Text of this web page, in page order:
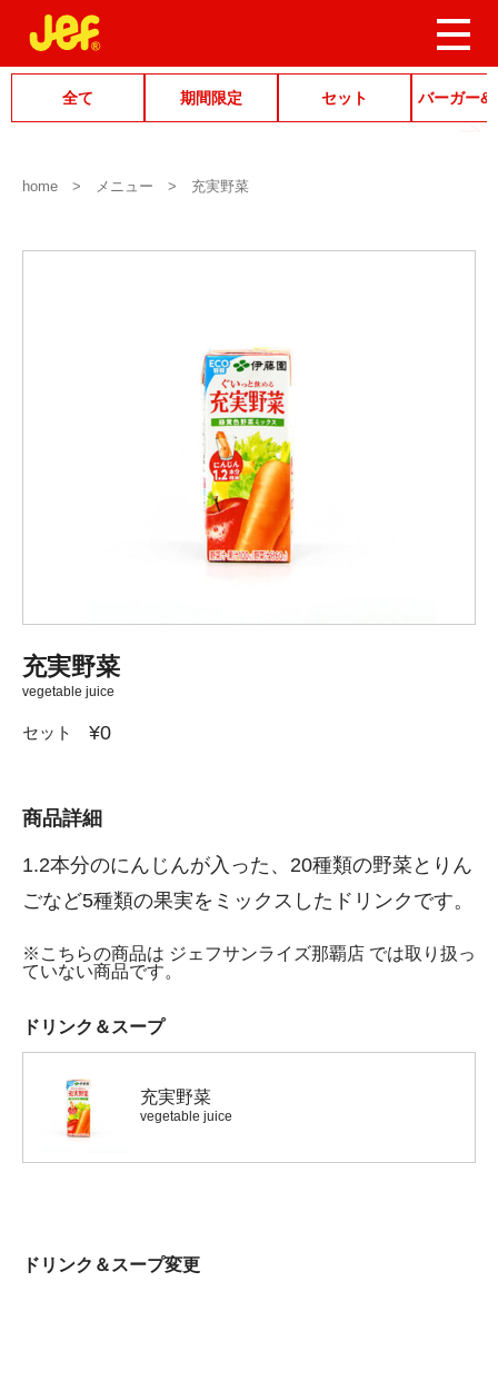
全て 期間限定 セット バーガー&
home メニュー 充実野菜
充実野菜
vegetable juice
セット ¥0
商品詳細
1.2本分のにんじんが入った、20種類の野菜とりん
ごなど5種類の果実をミックスしたドリンクです。
※こちらの商品は ジェフサンライズ那覇店 では取り扱っ
ていない商品です。
ドリンク＆スープ
充実野菜
vegetable juice
ドリンク＆スープ変更